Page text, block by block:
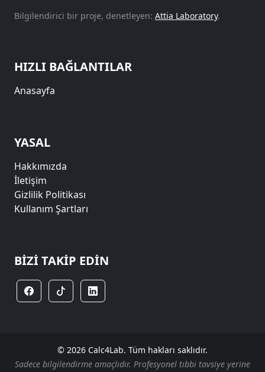
Bilgilendirici bir proje, denetleyen: Attia Laboratory.
HIZLI BAĞLANTILAR
Anasayfa
YASAL
Hakkımızda
İletişim
Gizlilik Politikası
Kullanım Şartları
BIZI TAKIP EDIN
© 2026 Calc4Lab. Tüm hakları saklıdır.
Sadece bilgilendirme amaçlıdır. Profesyonel tıbbi tavsiye yerine